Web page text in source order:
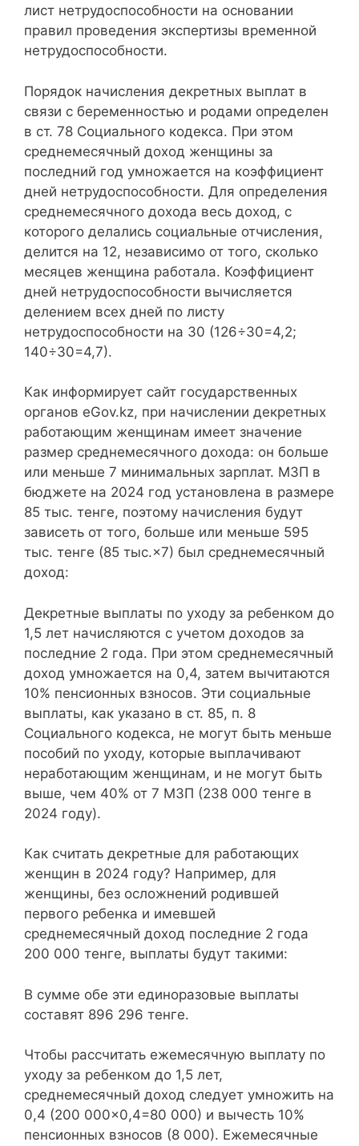
лист нетрудоспособности на основании
правил проведения экспертизы временной
нетрудоспособности.
Порядок начисления декретных выплат в
связи с беременностью и родами определен
в ст. 78 Социального кодекса. При этом
среднемесячный доход женщины за
последний год умножается на коэффициент
дней нетрудоспособности. Для определения
среднемесячного дохода весь доход, с
которого делались социальные отчисления,
делится на 12, независимо от того, сколько
месяцев женщина работала. Коэффициент
дней нетрудоспособности вычисляется
делением всех дней по листу
нетрудоспособности на 30 (126÷30=4,2;
140÷30=4,7).
Как информирует сайт государственных
органов eGov.kz, при начислении декретных
работающим женщинам имеет значение
размер среднемесячного дохода: он больше
или меньше 7 минимальных зарплат. МЗП в
бюджете на 2024 год установлена в размере
85 тыс. тенге, поэтому начисления будут
зависеть от того, больше или меньше 595
тыс. тенге (85 тыс.×7) был среднемесячный
доход:
Декретные выплаты по уходу за ребенком до
1,5 лет начисляются с учетом доходов за
последние 2 года. При этом среднемесячный
доход умножается на 0,4, затем вычитаются
10% пенсионных взносов. Эти социальные
выплаты, как указано в ст. 85, п. 8
Социального кодекса, не могут быть меньше
пособий по уходу, которые выплачивают
неработающим женщинам, и не могут быть
выше, чем 40% от 7 МЗП (238 000 тенге в
2024 году).
Как считать декретные для работающих
женщин в 2024 году? Например, для
женщины, без осложнений родившей
первого ребенка и имевшей
среднемесячный доход последние 2 года
200 000 тенге, выплаты будут такими:
В сумме обе эти единоразовые выплаты
составят 896 296 тенге.
Чтобы рассчитать ежемесячную выплату по
уходу за ребенком до 1,5 лет,
среднемесячный доход следует умножить на
0,4 (200 000×0,4=80 000) и вычесть 10%
пенсионных взносов (8 000). Ежемесячные